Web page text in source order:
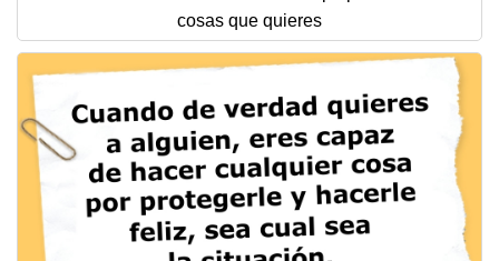
cosas que quieres